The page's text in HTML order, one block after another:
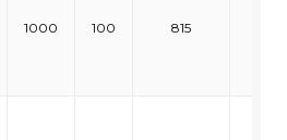
1000 100 815